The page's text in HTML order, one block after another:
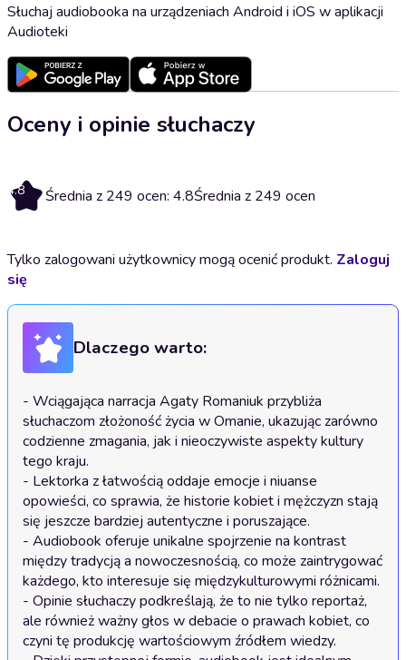
Słuchaj audiobooka na urządzeniach Android i iOS w aplikacji
Audioteki
Oceny i opinie słuchaczy
4.8 Średnia z 249 ocen: 4.8Średnia z 249 ocen
Tylko zalogowani użytkownicy mogą ocenić produkt. Zaloguj
się
Dlaczego warto:
- Wciągająca narracja Agaty Romaniuk przybliża
słuchaczom złożoność życia w Omanie, ukazując zarówno
codzienne zmagania, jak i nieoczywiste aspekty kultury
tego kraju.
- Lektorka z łatwością oddaje emocje i niuanse
opowieści, co sprawia, że historie kobiet i mężczyzn stają
się jeszcze bardziej autentyczne i poruszające.
- Audiobook oferuje unikalne spojrzenie na kontrast
między tradycją a nowoczesnością, co może zaintrygować
każdego, kto interesuje się międzykulturowymi różnicami.
- Opinie słuchaczy podkreślają, że to nie tylko reportaż,
ale również ważny głos w debacie o prawach kobiet, co
czyni tę produkcję wartościowym źródłem wiedzy.